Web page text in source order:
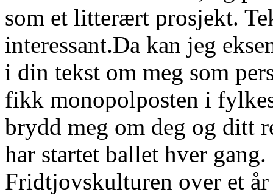
som et litterært prosjekt.
interessant.Da kan jeg
i din tekst om meg som
fikk monopolposten i
brydd meg om deg og ditt
har startet ballet hver
Fridtjovskulturen over et